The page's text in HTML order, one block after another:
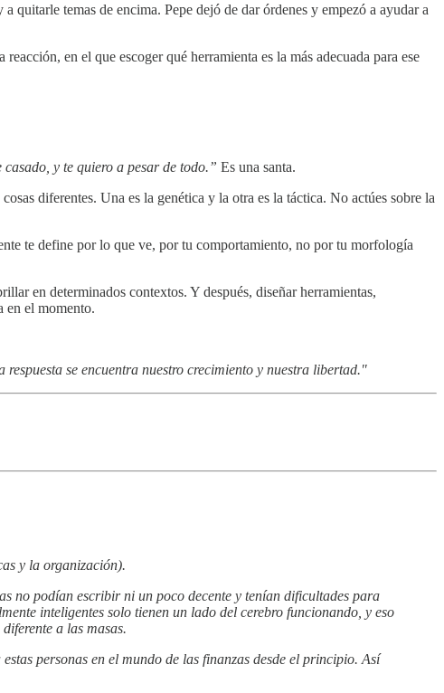
quitarle temas de encima. Pepe dejó de dar órdenes y empezó a ayudar a
en el que escoger qué herramienta es la más adecuada para ese
y te quiero a pesar de todo.” Es una santa.
diferentes. Una es la genética y la otra es la táctica. No actúes sobre la
te define por lo que ve, por tu comportamiento, no por tu morfología
en determinados contextos. Y después, diseñar herramientas,
en el momento.
se encuentra nuestro crecimiento y nuestra libertad."
y la organización).
no podían escribir ni un poco decente y tenían dificultades para
inteligentes solo tienen un lado del cerebro funcionando, y eso
a las masas.
personas en el mundo de las finanzas desde el principio. Así